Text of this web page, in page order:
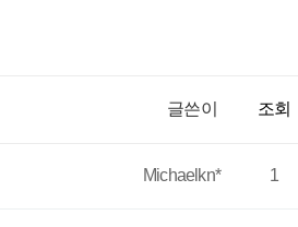
글쓴이 조회
Michaelkn* 1